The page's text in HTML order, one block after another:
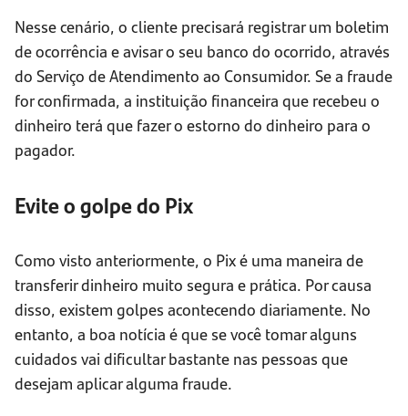
Nesse cenário, o cliente precisará registrar um boletim
de ocorrência e avisar o seu banco do ocorrido, através
do Serviço de Atendimento ao Consumidor. Se a fraude
for confirmada, a instituição financeira que recebeu o
dinheiro terá que fazer o estorno do dinheiro para o
pagador.
Evite o golpe do Pix
Como visto anteriormente, o Pix é uma maneira de
transferir dinheiro muito segura e prática. Por causa
disso, existem golpes acontecendo diariamente. No
entanto, a boa notícia é que se você tomar alguns
cuidados vai dificultar bastante nas pessoas que
desejam aplicar alguma fraude.